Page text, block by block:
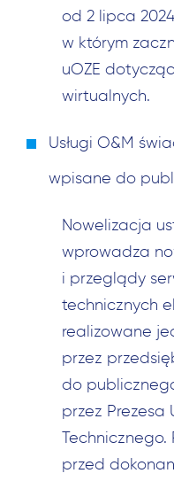
od 2 lipca
w którym
uOZE
wirtualnych.
Usługi O&M
wpisane do
Nowelizacja
wprowadza
i przeglądy
technicznych
realizowane
przez
do
przez Prezesa
Technicznego.
przed